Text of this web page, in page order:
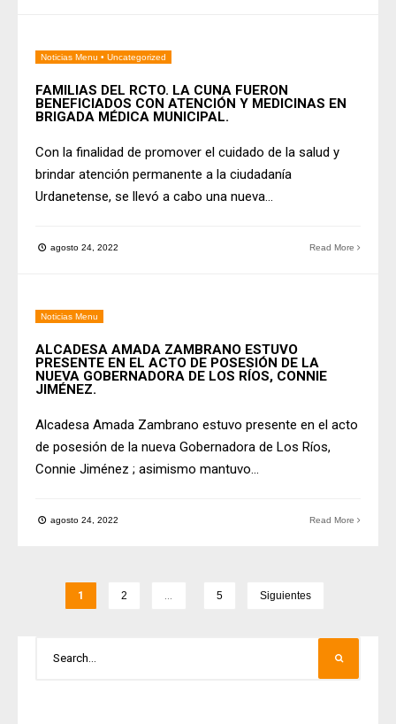
Noticias Menu • Uncategorized
FAMILIAS DEL RCTO. LA CUNA FUERON
BENEFICIADOS CON ATENCIÓN Y MEDICINAS EN
BRIGADA MÉDICA MUNICIPAL.
Con la finalidad de promover el cuidado de la salud y
brindar atención permanente a la ciudadanía
Urdanetense, se llevó a cabo una nueva...
agosto 24, 2022 Read More
Noticias Menu
ALCADESA AMADA ZAMBRANO ESTUVO
PRESENTE EN EL ACTO DE POSESIÓN DE LA
NUEVA GOBERNADORA DE LOS RÍOS, CONNIE
JIMÉNEZ.
Alcadesa Amada Zambrano estuvo presente en el acto
de posesión de la nueva Gobernadora de Los Ríos,
Connie Jiménez ; asimismo mantuvo...
agosto 24, 2022 Read More
1 2 5 Siguientes